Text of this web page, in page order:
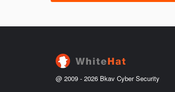
@ 2009 - 2026 Bkav Cyber Security